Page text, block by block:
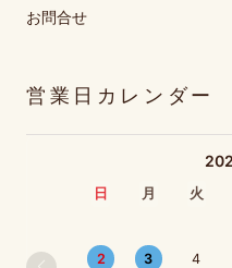
お問合せ
営業日カレンダー
日 月 火
2 3 4